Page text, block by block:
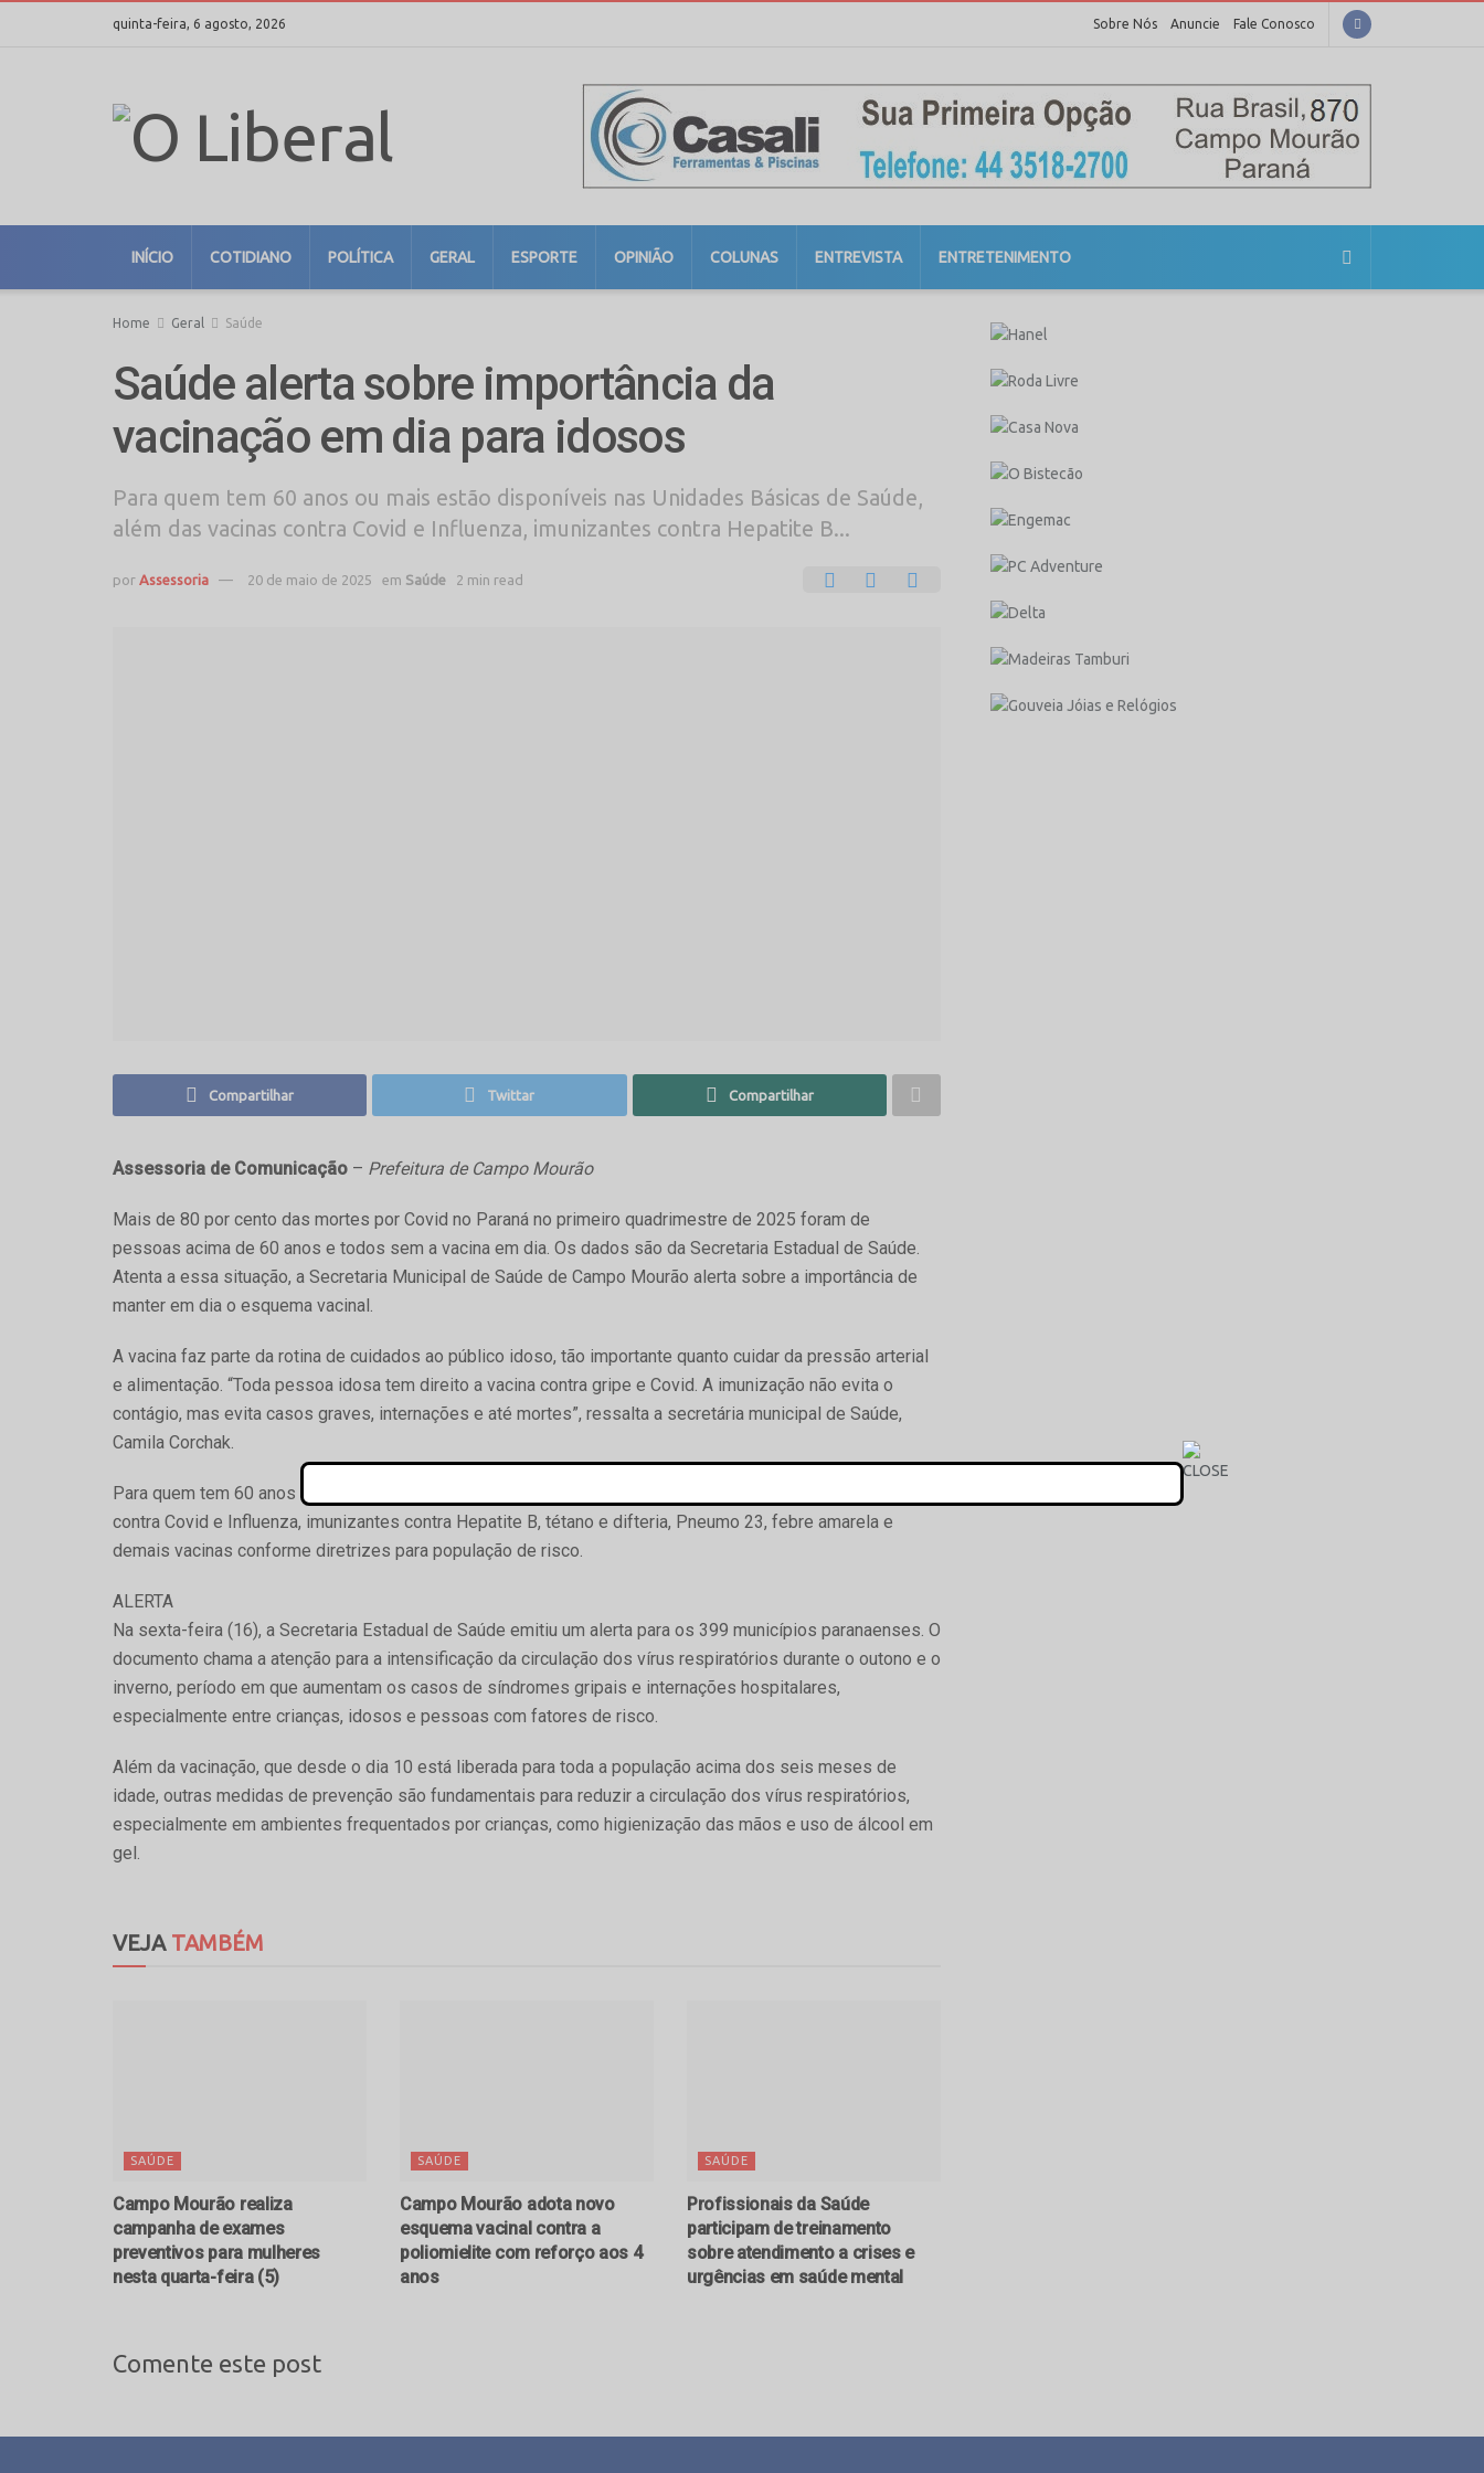
quinta-feira, 6 agosto, 2026 Sobre Nós Anuncie Fale Conosco
INÍCIO COTIDIANO POLÍTICA GERAL ESPORTE OPINIÃO COLUNAS ENTREVISTA ENTRETENIMENTO
Home Geral Saúde
Saúde alerta sobre importância da
vacinação em dia para idosos
Para quem tem 60 anos ou mais estão disponíveis nas Unidades Básicas de Saúde,
além das vacinas contra Covid e Influenza, imunizantes contra Hepatite B...
por Assessoria 20 de maio de 2025 em Saúde 2 min read
Compartilhar Twittar Compartilhar
Assessoria de Comunicação – Prefeitura de Campo Mourão
Mais de 80 por cento das mortes por Covid no Paraná no primeiro quadrimestre de 2025 foram de
pessoas acima de 60 anos e todos sem a vacina em dia. Os dados são da Secretaria Estadual de Saúde.
Atenta a essa situação, a Secretaria Municipal de Saúde de Campo Mourão alerta sobre a importância de
manter em dia o esquema vacinal.
A vacina faz parte da rotina de cuidados ao público idoso, tão importante quanto cuidar da pressão arterial
e alimentação. “Toda pessoa idosa tem direito a vacina contra gripe e Covid. A imunização não evita o
contágio, mas evita casos graves, internações e até mortes”, ressalta a secretária municipal de Saúde,
Camila Corchak.
Para quem tem 60 anos ou mais estão disponíveis nas Unidades Básicas de Saúde, além das vacinas
contra Covid e Influenza, imunizantes contra Hepatite B, tétano e difteria, Pneumo 23, febre amarela e
demais vacinas conforme diretrizes para população de risco.
ALERTA
Na sexta-feira (16), a Secretaria Estadual de Saúde emitiu um alerta para os 399 municípios paranaenses. O
documento chama a atenção para a intensificação da circulação dos vírus respiratórios durante o outono e o
inverno, período em que aumentam os casos de síndromes gripais e internações hospitalares,
especialmente entre crianças, idosos e pessoas com fatores de risco.
Além da vacinação, que desde o dia 10 está liberada para toda a população acima dos seis meses de
idade, outras medidas de prevenção são fundamentais para reduzir a circulação dos vírus respiratórios,
especialmente em ambientes frequentados por crianças, como higienização das mãos e uso de álcool em
gel.
VEJATAMBÉM
SAÚDE
Campo Mourão realiza
campanha de exames
preventivos para mulheres
nesta quarta-feira (5)
SAÚDE
Campo Mourão adota novo
esquema vacinal contra a
poliomielite com reforço aos 4
anos
SAÚDE
Profissionais da Saúde
participam de treinamento
sobre atendimento a crises e
urgências em saúde mental
Comente este post